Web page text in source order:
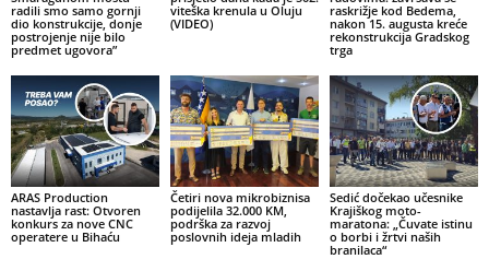
radili smo samo gornji
dio konstrukcije, donje
postrojenje nije bilo
predmet ugovora”
viteška krenula u Oluju
(VIDEO)
raskrižje kod Bedema,
nakon 15. augusta kreće
rekonstrukcija Gradskog
trga
ARAS Production
nastavlja rast: Otvoren
konkurs za nove CNC
operatere u Bihaću
Četiri nova mikrobiznisa
podijelila 32.000 KM,
podrška za razvoj
poslovnih ideja mladih
Sedić dočekao učesnike
Krajiškog moto-
maratona: „Čuvate istinu
o borbi i žrtvi naših
branilaca“